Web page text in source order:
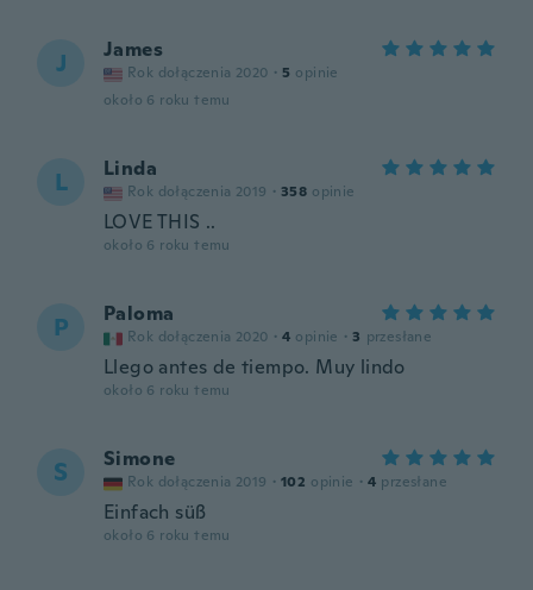
J James
Rok dołączenia 2020 · 5 opinie
około 6 roku temu
L Linda
Rok dołączenia 2019 · 358 opinie
LOVE THIS ..
około 6 roku temu
P Paloma
Rok dołączenia 2020 · 4 opinie · 3 przesłane
Llego antes de tiempo. Muy lindo
około 6 roku temu
S Simone
Rok dołączenia 2019 · 102 opinie · 4 przesłane
Einfach süß
około 6 roku temu